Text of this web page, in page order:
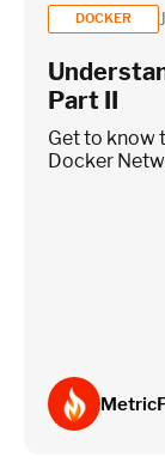
DOCKER
Part II
Get to know
Docker